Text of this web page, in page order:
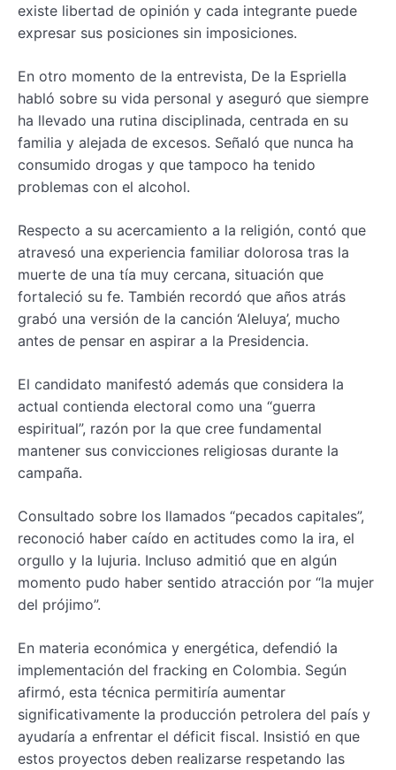
existe libertad de opinión y cada integrante puede
expresar sus posiciones sin imposiciones.
En otro momento de la entrevista, De la Espriella
habló sobre su vida personal y aseguró que siempre
ha llevado una rutina disciplinada, centrada en su
familia y alejada de excesos. Señaló que nunca ha
consumido drogas y que tampoco ha tenido
problemas con el alcohol.
Respecto a su acercamiento a la religión, contó que
atravesó una experiencia familiar dolorosa tras la
muerte de una tía muy cercana, situación que
fortaleció su fe. También recordó que años atrás
grabó una versión de la canción ‘Aleluya’, mucho
antes de pensar en aspirar a la Presidencia.
El candidato manifestó además que considera la
actual contienda electoral como una “guerra
espiritual”, razón por la que cree fundamental
mantener sus convicciones religiosas durante la
campaña.
Consultado sobre los llamados “pecados capitales”,
reconoció haber caído en actitudes como la ira, el
orgullo y la lujuria. Incluso admitió que en algún
momento pudo haber sentido atracción por “la mujer
del prójimo”.
En materia económica y energética, defendió la
implementación del fracking en Colombia. Según
afirmó, esta técnica permitiría aumentar
significativamente la producción petrolera del país y
ayudaría a enfrentar el déficit fiscal. Insistió en que
estos proyectos deben realizarse respetando las